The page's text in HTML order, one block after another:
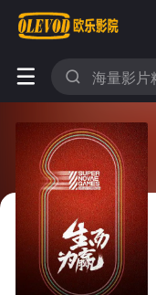
 
很差较差还行